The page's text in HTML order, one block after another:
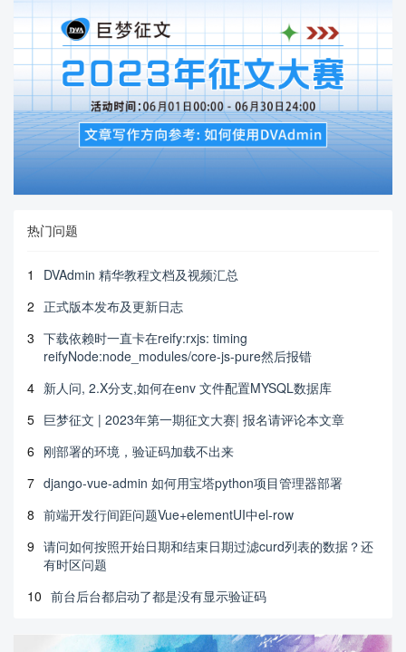
热门问题
1
DVAdmin 精华教程文档及视频汇总
2 正式版本发布及更新日志
3 下载依赖时一直卡在reify:rxjs: timing
reifyNode:node_modules/core-js-pure然后报错
4 新人问, 2.X分支,如何在env 文件配置MYSQL数据库
5 巨梦征文 | 2023年第一期征文大赛| 报名请评论本文章
6 刚部署的环境，验证码加载不出来
7 django-vue-admin 如何用宝塔python项目管理器部署
8 前端开发行间距问题Vue+elementUI中el-row
9 请问如何按照开始日期和结束日期过滤curd列表的数据？还
有时区问题
10 前台后台都启动了都是没有显示验证码